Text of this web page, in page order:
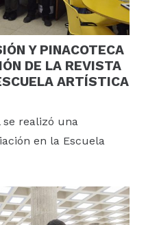
Y PINACOTECA
DE LA REVISTA
ARTÍSTICA
se realizó una
en la Escuela